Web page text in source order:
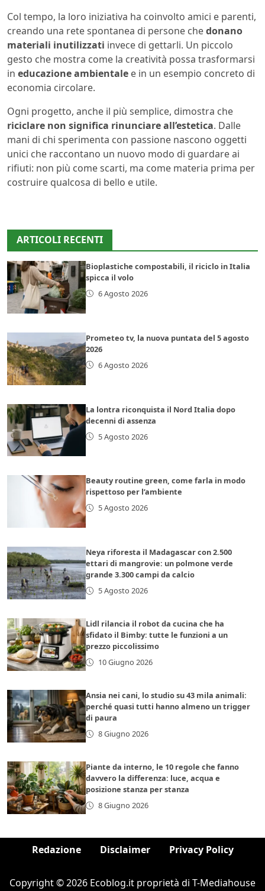
Col tempo, la loro iniziativa ha coinvolto amici e parenti,
creando una rete spontanea di persone chedonano
materiali inutilizzati invece di gettarli. Un piccolo
gesto che mostra come la creatività possa trasformarsi
in educazione ambientale e in un esempio concreto di
economia circolare.
Ogni progetto, anche il più semplice, dimostra che
riciclare non significa rinunciare all’estetica. Dalle
mani di chi sperimenta con passione nascono oggetti
unici che raccontano un nuovo modo di guardare ai
rifiuti: non più come scarti, ma come materia prima per
costruire qualcosa di bello e utile.
ARTICOLI RECENTI
Bioplastiche compostabili, il riciclo in Italia
spicca il volo
6 Agosto 2026
Prometeo tv, la nuova puntata del 5 agosto
2026
6 Agosto 2026
La lontra riconquista il Nord Italia dopo
decenni di assenza
5 Agosto 2026
Beauty routine green, come farla in modo
rispettoso per l’ambiente
5 Agosto 2026
Neya riforesta il Madagascar con 2.500
ettari di mangrovie: un polmone verde
grande 3.300 campi da calcio
5 Agosto 2026
Lidl rilancia il robot da cucina che ha
sfidato il Bimby: tutte le funzioni a un
prezzo piccolissimo
10 Giugno 2026
Ansia nei cani, lo studio su 43 mila animali:
perché quasi tutti hanno almeno un trigger
di paura
8 Giugno 2026
Piante da interno, le 10 regole che fanno
davvero la differenza: luce, acqua e
posizione stanza per stanza
8 Giugno 2026
Redazione Disclaimer Privacy Policy
Copyright © 2026 Ecoblog.it proprietà di T-Mediahouse